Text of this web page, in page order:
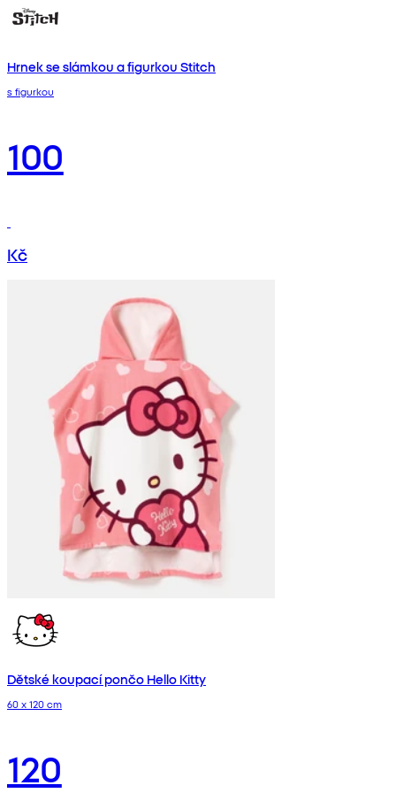
Hrnek se slámkou a figurkou Stitch
s figurkou
100
Kč
Dětské koupací pončo Hello Kitty
60 x 120 cm
120